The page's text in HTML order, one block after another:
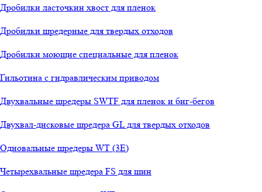
Дробилки ласточкин хвост для пленок
Дробилки шредерные для твердых отходов
Дробилки моющие специальные для пленок
Гильотина с гидравлическим приводом
Двухвальные шредеры SWTF для пленок и биг-бегов
Двухвал-дисковые шредера GL для твердых отходов
Одновальные шредеры WT (3E)
Четырехвальные шредера FS для шин